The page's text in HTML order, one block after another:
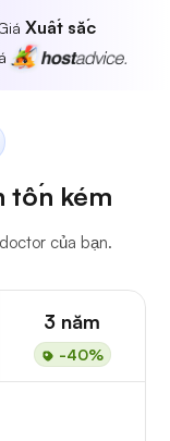
Xuất sắc
tốn kém
của bạn.
3 năm
-40%